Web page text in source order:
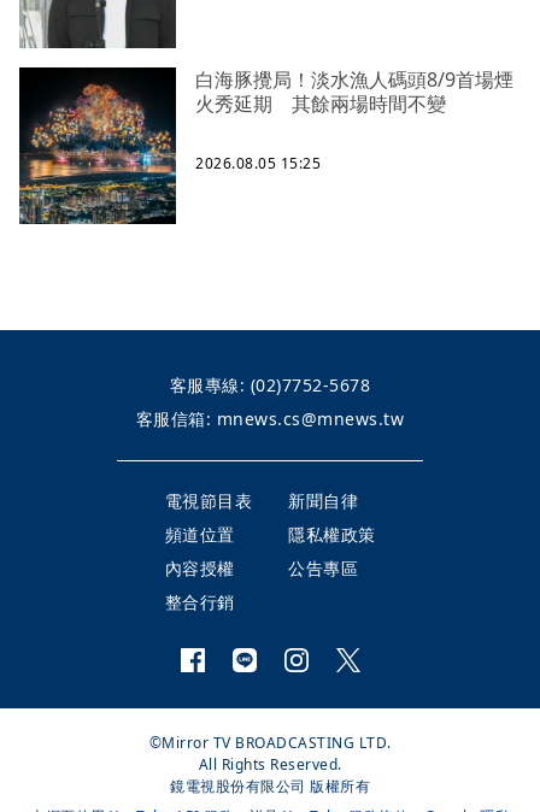
白海豚攪局！淡水漁人碼頭8/9首場煙
火秀延期 其餘兩場時間不變
2026.08.05 15:25
客服專線: (02)7752-5678
客服信箱: mnews.cs@mnews.tw
電視節目表
新聞自律
頻道位置
隱私權政策
內容授權
公告專區
整合行銷
©Mirror TV BROADCASTING LTD.
All Rights Reserved.
鏡電視股份有限公司 版權所有